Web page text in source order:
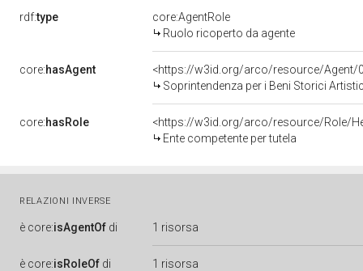
rdf:type
core:AgentRole
Ruolo ricoperto da agente
core:hasAgent
<https://w3id.org/arco/resource/Agent/
Soprintendenza per i Beni Storici
core:hasRole
<https://w3id.org/arco/resource/Role/
Ente competente per tutela
RELAZIONI INVERSE
è core:isAgentOf di 1 risorsa
è core:isRoleOf di 1 risorsa